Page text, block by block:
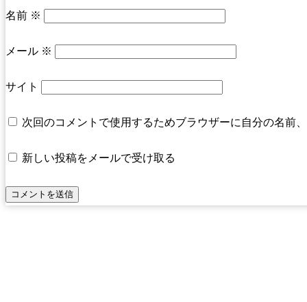
名前 ※
メール ※
サイト
次回のコメントで使用するためブラウザーに自分の名前
新しい投稿をメールで受け取る